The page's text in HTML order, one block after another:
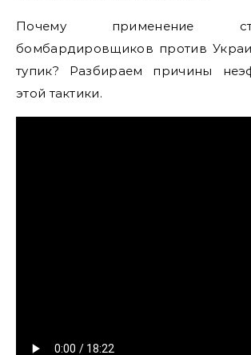
Почему применение
бомбардировщиков против
тупик? Разбираем причины
этой тактики.